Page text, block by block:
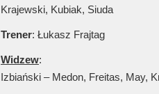
Krajewski, Kubiak, Siuda
Trener: Łukasz Frajtag
Widzew:
Izbiański – Medon, Freitas, May,